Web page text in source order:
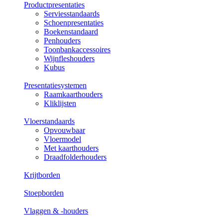
Productpresentaties
Serviesstandaards
Schoenpresentaties
Boekenstandaard
Penhouders
Toonbankaccessoires
Wijnfleshouders
Kubus
Presentatiesystemen
Raamkaarthouders
Kliklijsten
Vloerstandaards
Opvouwbaar
Vloermodel
Met kaarthouders
Draadfolderhouders
Krijtborden
Stoepborden
Vlaggen & -houders